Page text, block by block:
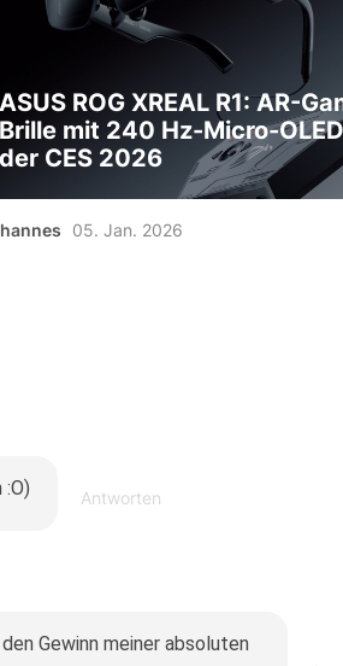
ASUS ROG XREAL R1: AR-
Brille mit 240 Hz-Micro-
der CES 2026
05. Jan. 2026
Antworten
Gewinn meiner absoluten